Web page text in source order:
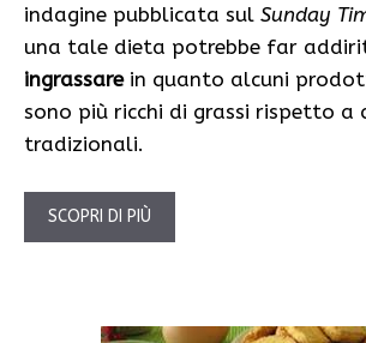
indagine pubblicata sul Sunday
una tale dieta potrebbe far
ingrassarein quanto alcuni
sono più ricchi di grassi rispetto a
tradizionali.
SCOPRI DI PIÙ